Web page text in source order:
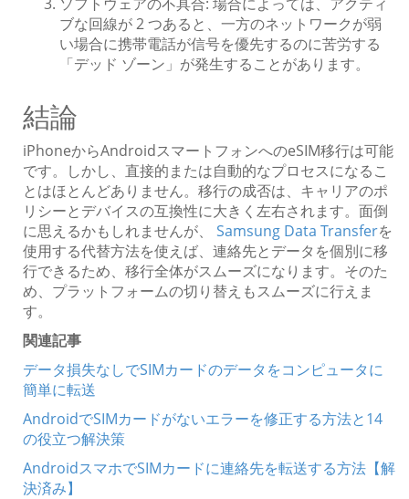
ブな回線が 2 つあると、一方のネットワークが弱
い場合に携帯電話が信号を優先するのに苦労する
「デッド ゾーン」が発生することがあります。
結論
iPhoneからAndroidスマートフォンへのeSIM移行は可能
です。しかし、直接的または自動的なプロセスになるこ
とはほとんどありません。移行の成否は、キャリアのポ
リシーとデバイスの互換性に大きく左右されます。面倒
に思えるかもしれませんが、 Samsung Data Transferを
使用する代替方法を使えば、連絡先とデータを個別に移
行できるため、移行全体がスムーズになります。そのた
め、プラットフォームの切り替えもスムーズに行えま
す。
関連記事
データ損失なしでSIMカードのデータをコンピュータに
簡単に転送
AndroidでSIMカードがないエラーを修正する方法と14
の役立つ解決策
AndroidスマホでSIMカードに連絡先を転送する方法【解
決済み】